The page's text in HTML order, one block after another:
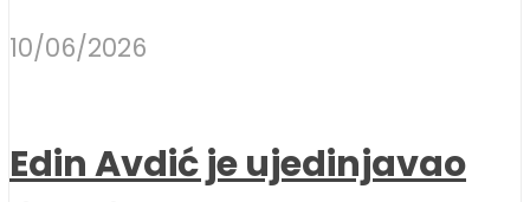
10/06/2026
Edin Avdić je ujedinjavao